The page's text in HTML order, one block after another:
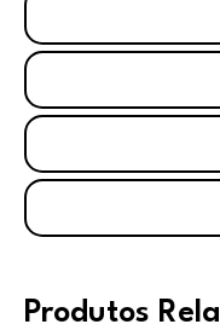
Produtos